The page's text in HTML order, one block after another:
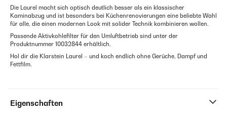
Die Laurel macht sich optisch deutlich besser als ein klassischer
Kaminabzug und ist besonders bei Küchenrenovierungen eine beliebte Wahl
für alle, die einen modernen Look mit solider Technik kombinieren wollen.
Passende Aktivkohlefilter für den Umluftbetrieb sind unter der
Produktnummer 10032844 erhältlich.
Hol dir die Klarstein Laurel – und koch endlich ohne Gerüche, Dampf und
Fettfilm.
Eigenschaften